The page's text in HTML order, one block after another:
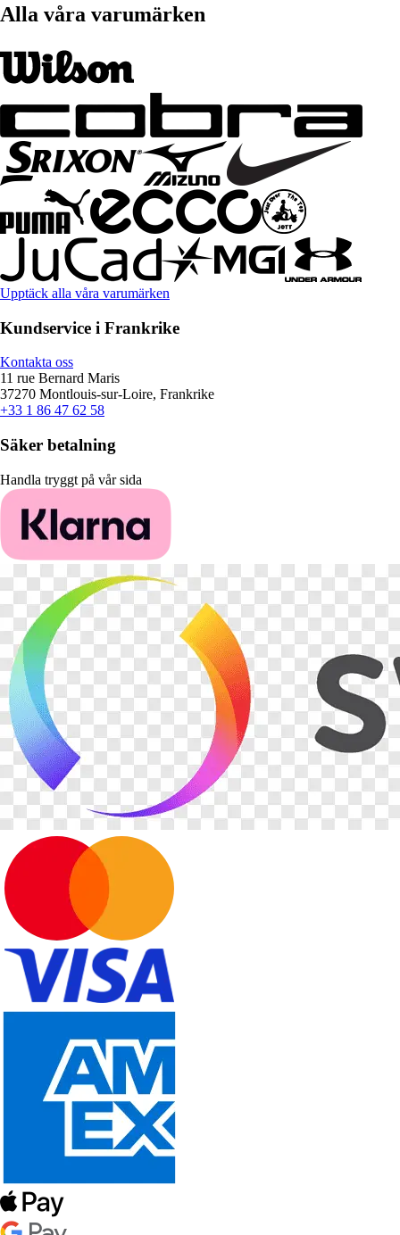
Alla våra varumärken
Upptäck alla våra varumärken
Kundservice i Frankrike
Kontakta oss
11 rue Bernard Maris
37270 Montlouis-sur-Loire, Frankrike
+33 1 86 47 62 58
Säker betalning
Handla tryggt på vår sida